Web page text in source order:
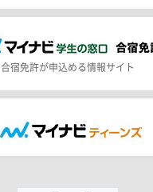
合宿免許が申込める情報サイト